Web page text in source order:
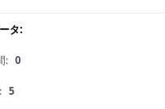
タ:
: 0
5